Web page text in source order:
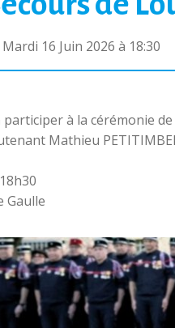
Mardi 16 Juin 2026 à 18:30
à la cérémonie
Mathieu
Gaulle